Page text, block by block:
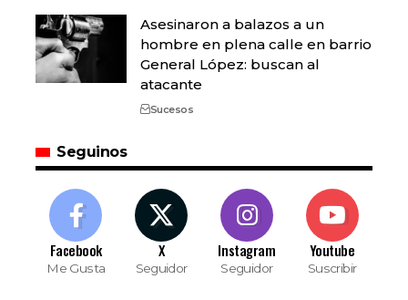
Asesinaron a balazos a un
hombre en plena calle en barrio
General López: buscan al
atacante
Sucesos
Seguinos
Facebook
Me Gusta
X
Seguidor
Instagram
Seguidor
Youtube
Suscribir